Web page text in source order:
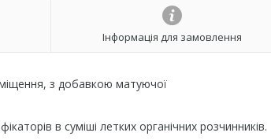
Інформація для замовлення
з добавкою матуючої
в суміші летких органічних розчинників.